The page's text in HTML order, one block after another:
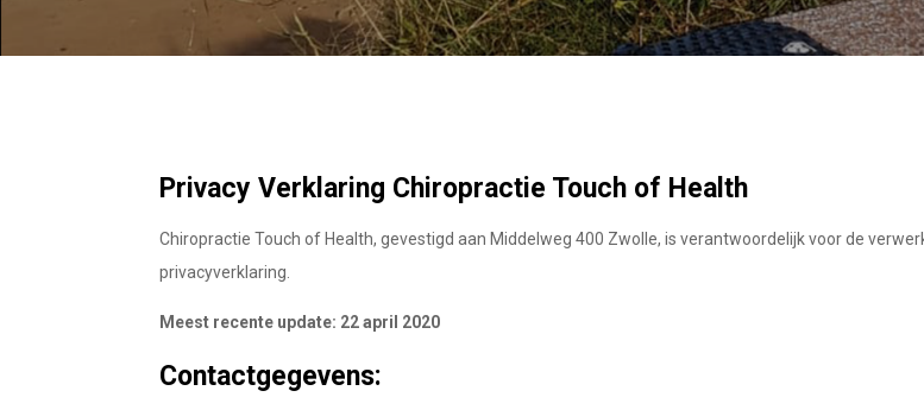
Privacy Verklaring Chiropractie Touch of Health
Chiropractie Touch of Health, gevestigd aan Middelweg 400 Zwolle, is verantwoordelijk voor de
privacyverklaring.
Meest recente update: 22 april 2020
Contactgegevens: